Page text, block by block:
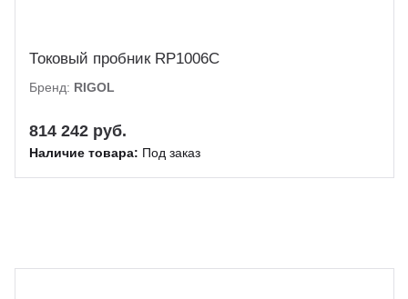
Токовый пробник RP1006C
Бренд: RIGOL
814 242 руб.
Наличие товара: Под заказ